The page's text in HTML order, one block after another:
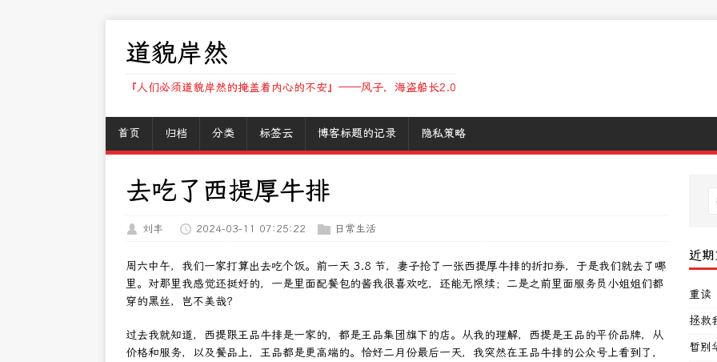
道貌岸然
『人们必须道貌岸然的掩盖着内心的不安』——风子，海盗船长2.0
首页 归档 分类 标签云 博客标题的记录 隐私策略
去吃了西提厚牛排
刘丰 2024-03-11 07:25:22 日常生活
周六中午，我们一家打算出去吃个饭。前一天 3.8 节，妻子抢了一张西提厚牛排的折扣券，于是我们就去了哪
里。对那里我感觉还挺好的，一是里面配餐包的酱我很喜欢吃，还能无限续；二是之前里面服务员小姐姐们都
穿的黑丝，岂不美哉？
过去我就知道，西提跟王品牛排是一家的，都是王品集团旗下的店。从我的理解，西提是王品的平价品牌，从
价格和服务，以及餐品上，王品都是更高端的。恰好二月份最后一天，我突然在王品牛排的公众号上看到了，
近
重读
拯救
暂别